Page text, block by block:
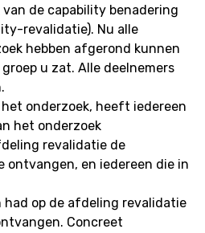
de capability benadering
revalidatie). Nu alle
hebben afgerond kunnen
u zat. Alle deelnemers
onderzoek, heeft iedereen
het onderzoek
revalidatie de
ontvangen, en iedereen die in
op de afdeling revalidatie
Concreet